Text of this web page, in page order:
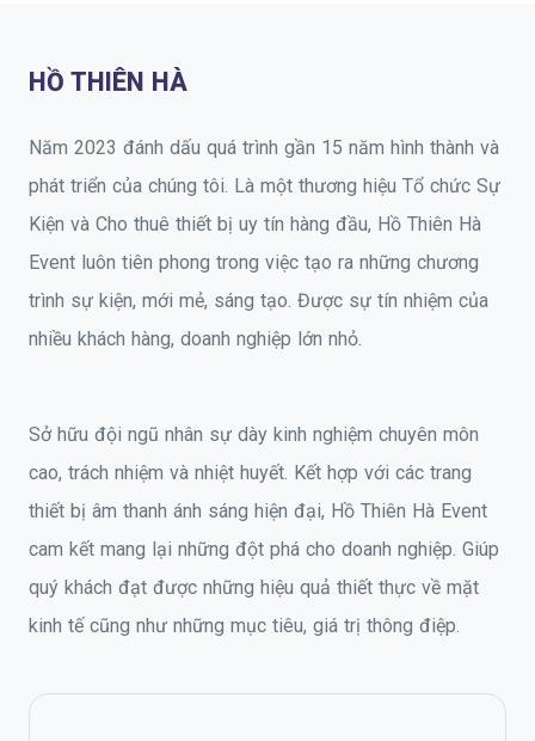
HỒ THIÊN HÀ
Năm 2023 đánh dấu quá trình gần 15 năm hình thành và
phát triển của chúng tôi. Là một thương hiệu Tổ chức Sự
Kiện và Cho thuê thiết bị uy tín hàng đầu, Hồ Thiên Hà
Event luôn tiên phong trong việc tạo ra những chương
trình sự kiện, mới mẻ, sáng tạo. Được sự tín nhiệm của
nhiều khách hàng, doanh nghiệp lớn nhỏ.
Sở hữu đội ngũ nhân sự dày kinh nghiệm chuyên môn
cao, trách nhiệm và nhiệt huyết. Kết hợp với các trang
thiết bị âm thanh ánh sáng hiện đại, Hồ Thiên Hà Event
cam kết mang lại những đột phá cho doanh nghiệp. Giúp
quý khách đạt được những hiệu quả thiết thực về mặt
kinh tế cũng như những mục tiêu, giá trị thông điệp.